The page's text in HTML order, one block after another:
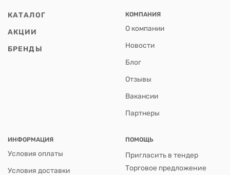
КАТАЛОГ
АКЦИИ
БРЕНДЫ
КОМПАНИЯ
О компании
Новости
Блог
Отзывы
Вакансии
Партнеры
ИНФОРМАЦИЯ
Условия оплаты
Условия доставки
ПОМОЩЬ
Пригласить в тендер
Торговое предложение